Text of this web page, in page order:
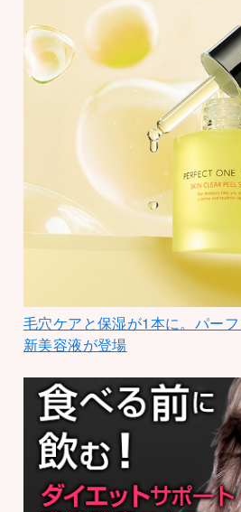
毛穴ケアと保湿が1本に。パー
新美容液が登場